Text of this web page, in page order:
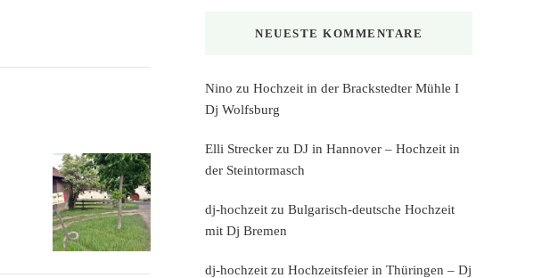
NEUESTE KOMMENTARE
Nino zu Hochzeit in der Brackstedter Mühle I
Dj Wolfsburg
Elli Strecker zu DJ in Hannover – Hochzeit in
der Steintormasch
dj-hochzeit zu Bulgarisch-deutsche Hochzeit
mit Dj Bremen
dj-hochzeit zu Hochzeitsfeier in Thüringen – Dj